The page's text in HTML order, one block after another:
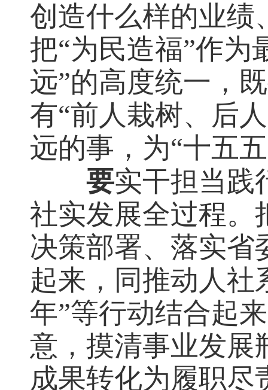
创造什么样的业绩
把“为民造福”作为
远”的高度统一，
有“前人栽树、后
远的事，为“十五
要实干担当践
社实发展全过程。
决策部署、落实省
起来，同推动人社
年”等行动结合起
意，摸清事业发展
成果转化为履职尽